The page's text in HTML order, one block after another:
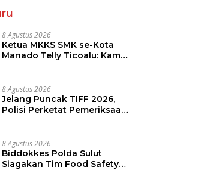
8 Agustus 2026
Ketua MKKS SMK se-Kota
Manado Telly Ticoalu: Kami
Rondonuwu
8 Agustus 2026
Jelang Puncak TIFF 2026,
Polisi Perketat Pemeriksaan
8 Agustus 2026
Biddokkes Polda Sulut
Siagakan Tim Food Safety